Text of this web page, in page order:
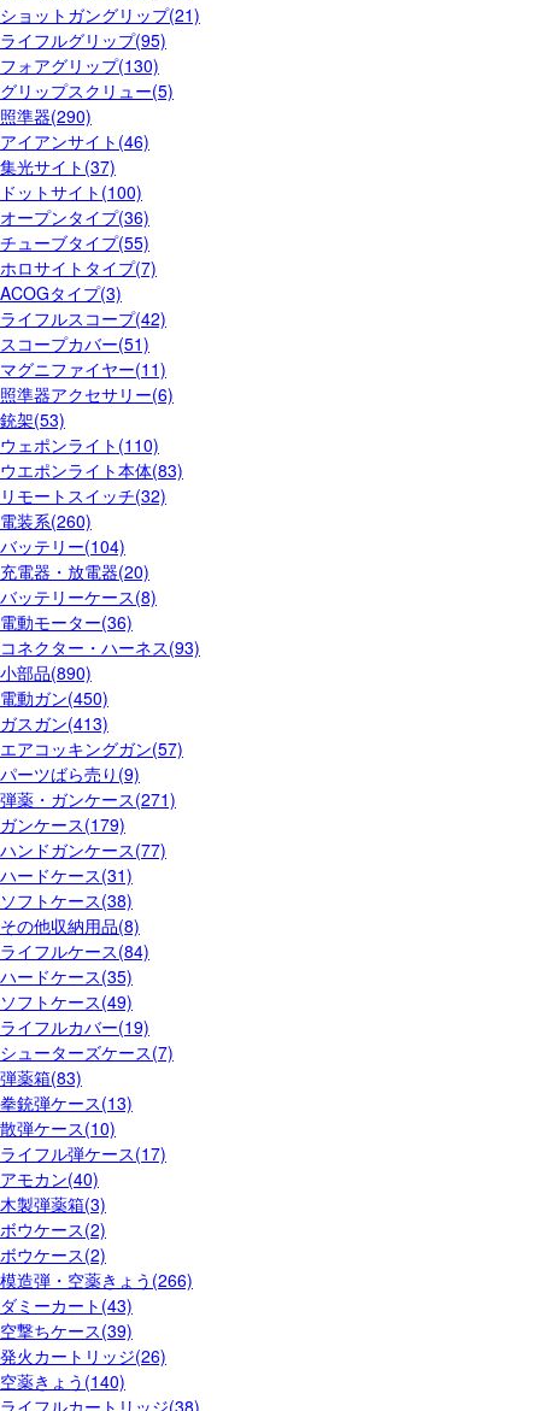
ショットガングリップ(21)
ライフルグリップ(95)
フォアグリップ(130)
グリップスクリュー(5)
照準器(290)
アイアンサイト(46)
集光サイト(37)
ドットサイト(100)
オープンタイプ(36)
チューブタイプ(55)
ホロサイトタイプ(7)
ACOGタイプ(3)
ライフルスコープ(42)
スコープカバー(51)
マグニファイヤー(11)
照準器アクセサリー(6)
銃架(53)
ウェポンライト(110)
ウエポンライト本体(83)
リモートスイッチ(32)
電装系(260)
バッテリー(104)
充電器・放電器(20)
バッテリーケース(8)
電動モーター(36)
コネクター・ハーネス(93)
小部品(890)
電動ガン(450)
ガスガン(413)
エアコッキングガン(57)
パーツばら売り(9)
弾薬・ガンケース(271)
ガンケース(179)
ハンドガンケース(77)
ハードケース(31)
ソフトケース(38)
その他収納用品(8)
ライフルケース(84)
ハードケース(35)
ソフトケース(49)
ライフルカバー(19)
シューターズケース(7)
弾薬箱(83)
拳銃弾ケース(13)
散弾ケース(10)
ライフル弾ケース(17)
アモカン(40)
木製弾薬箱(3)
ボウケース(2)
ボウケース(2)
模造弾・空薬きょう(266)
ダミーカート(43)
空撃ちケース(39)
発火カートリッジ(26)
空薬きょう(140)